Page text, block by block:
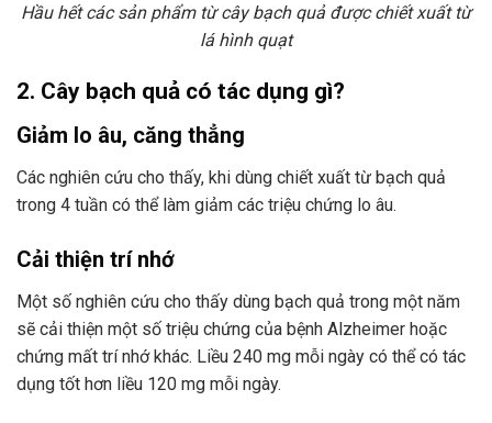
Hầu hết các sản phẩm từ cây bạch quả được chiết xuất từ
lá hình quạt
2. Cây bạch quả có tác dụng gì?
Giảm lo âu, căng thẳng
Các nghiên cứu cho thấy, khi dùng chiết xuất từ bạch quả
trong 4 tuần có thể làm giảm các triệu chứng lo âu.
Cải thiện trí nhớ
Một số nghiên cứu cho thấy dùng bạch quả trong một năm
sẽ cải thiện một số triệu chứng của bệnh Alzheimer hoặc
chứng mất trí nhớ khác. Liều 240 mg mỗi ngày có thể có tác
dụng tốt hơn liều 120 mg mỗi ngày.